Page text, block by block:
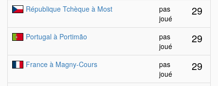
République Tchèque à Most
pas
joué
29
Portugal à Portimão
pas
joué
29
France à Magny-Cours
pas
joué
29